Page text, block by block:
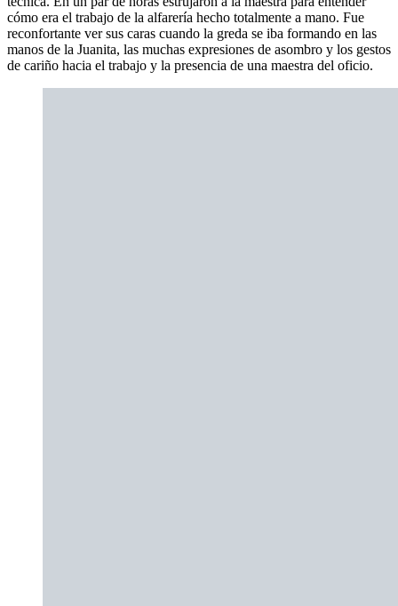
cómo era el trabajo de la alfarería hecho totalmente a mano. Fue
reconfortante ver sus caras cuando la greda se iba formando en las
manos de la Juanita, las muchas expresiones de asombro y los gestos
de cariño hacia el trabajo y la presencia de una maestra del oficio.